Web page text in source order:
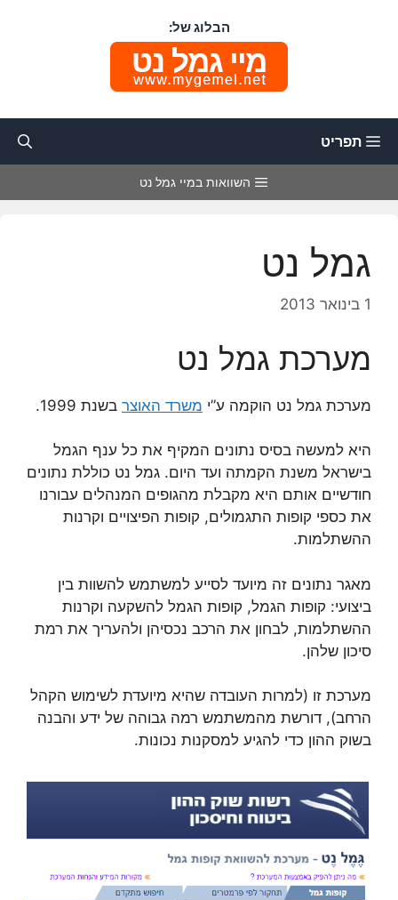
הבלוג של:
תפריט
השוואות במיי גמל נט
גמל נט
1 בינואר 2013
מערכת גמל נט
מערכת גמל נט הוקמה ע”י משרד האוצר בשנת 1999.
היא למעשה בסיס נתונים המקיף את כל ענף הגמל
בישראל משנת הקמתה ועד היום. גמל נט כוללת נתונים
חודשיים אותם היא מקבלת מהגופים המנהלים עבורנו
את כספי קופות התגמולים, קופות הפיצויים וקרנות
ההשתלמות.
מאגר נתונים זה מיועד לסייע למשתמש להשוות בין
ביצועי: קופות הגמל, קופות הגמל להשקעה וקרנות
ההשתלמות, לבחון את הרכב נכסיהן ולהעריך את רמת
סיכון שלהן.
מערכת זו (למרות העובדה שהיא מיועדת לשימוש הקהל
הרחב), דורשת מהמשתמש רמה גבוהה של ידע והבנה
בשוק ההון כדי להגיע למסקנות נכונות.